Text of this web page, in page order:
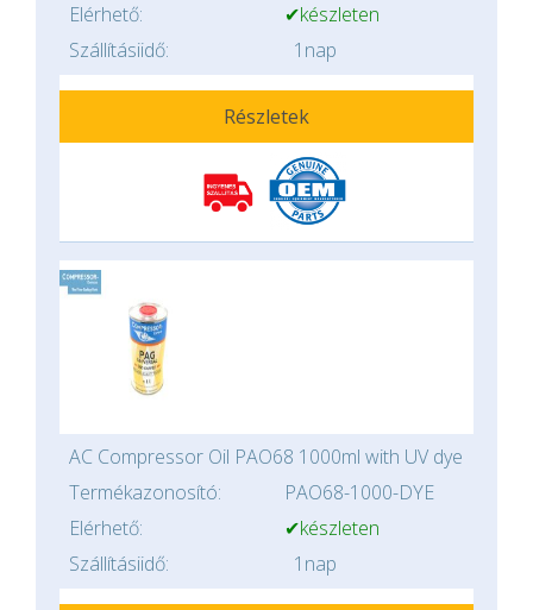
Elérhető:
✔készleten
Szállításiidő:
1nap
Részletek
AC Compressor Oil PAO68 1000ml with UV dye
Termékazonosító:
PAO68-1000-DYE
Elérhető:
✔készleten
Szállításiidő:
1nap